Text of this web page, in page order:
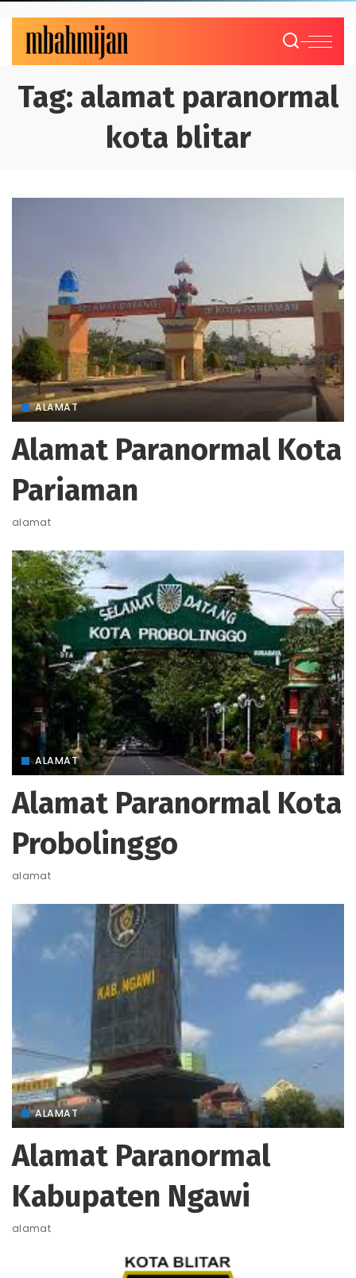
Tag: alamat paranormal
kota blitar
ALAMAT
Alamat Paranormal Kota
Pariaman
alamat
ALAMAT
Alamat Paranormal Kota
Probolinggo
alamat
ALAMAT
Alamat Paranormal
Kabupaten Ngawi
alamat